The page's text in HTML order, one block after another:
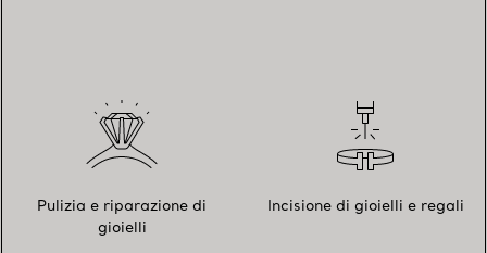
Pulizia e riparazione di
gioielli
Incisione di gioielli e regali